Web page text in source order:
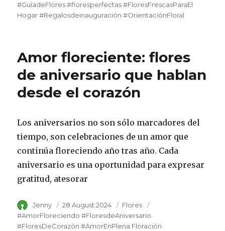
#GuíadeFlores #floresperfectas #FloresFrescasParaEl
Hogar #Regalosdeinauguración #OrientaciónFloral
Amor floreciente: flores
de aniversario que hablan
desde el corazón
Los aniversarios no son sólo marcadores del
tiempo, son celebraciones de un amor que
continúa floreciendo año tras año. Cada
aniversario es una oportunidad para expresar
gratitud, atesorar
Author
Jenny
Posted
on
28 August 2024 Category
Flores
#AmorFloreciendo #FloresdeAniversario
#FloresDeCorazón #AmorEnPlena Floración